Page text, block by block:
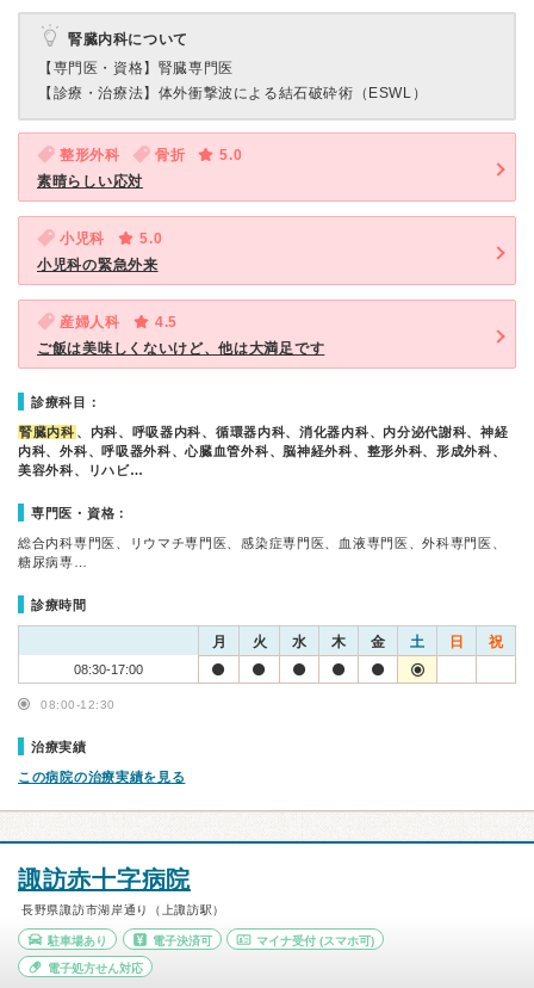
腎臓内科について
【専門医・資格】 腎臓専門医
【診療・治療法】 体外衝撃波による結石破砕術（ESWL）
整形外科 骨折
5.0
素晴らしい応対
小児科
5.0
小児科の緊急外来
産婦人科
4.5
ご飯は美味しくないけど、他は大満足です
診療科目：
腎臓内科 、内科、呼吸器内科、循環器内科、消化器内科、内分泌代謝科、神経
内科、外科、呼吸器外科、心臓血管外科、脳神経外科、整形外科、形成外科、
美容外科、リハビ…
専門医・資格：
総合内科専門医、リウマチ専門医、感染症専門医、血液専門医、外科専門医、
糖尿病専…
診療時間
月 火 水 木 金 土 日 祝
08:30-17:00
08:00-12:30
治療実績
この病院の治療実績を見る
諏訪赤十字病院
長野県諏訪市湖岸通り（上諏訪駅）
駐車場あり 電子決済可 マイナ受付 (スマホ可)
電子処方せん対応